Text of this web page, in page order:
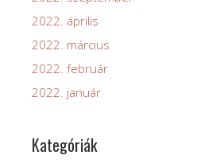
2022. április
2022. március
2022. február
2022. január
Kategóriák